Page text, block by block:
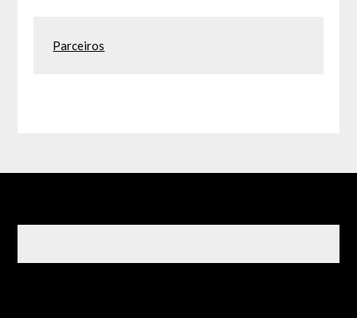
Parceiros